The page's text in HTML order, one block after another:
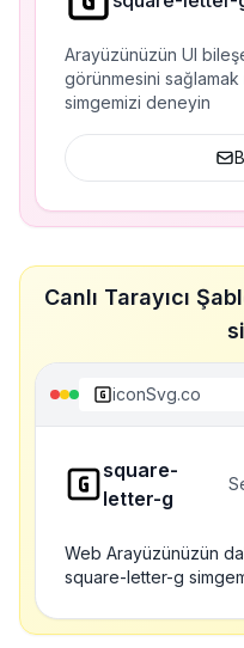
Arayüzünüzün UI
görünmesini
simgemizi deneyin
Canlı Tarayıcı
iconSvg.co
square-
letter-g
Web Arayüzünüzün
square-letter-g